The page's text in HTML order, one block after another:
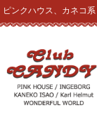
ピンクハウス、カネコ